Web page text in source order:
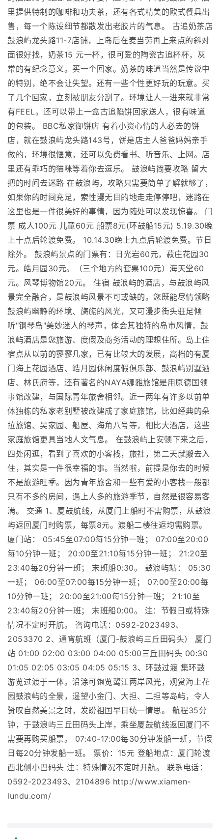
里提供特制的咖啡和功夫茶，还有各式精美的欧式餐具出
售，每一个陈设细节都散发出老胶片的气息。 古追奶茶店
鼓浪屿龙头路11-7店铺，上岛后在麦当劳再上来点的斜对
面很好找，奶茶15 元一杯，很可爱的陶瓷古追杯杯，灰
常的有纪念意义。买一个回家。奶茶的味道当然是传说中
的特别，绝不会让失望。还有一些个性更好玩的玩意。买
了几个回家，立刻被朋友分刮了。环境让人一进来就非常
有FEEL。还可以带上一盒古追陷饼回家送人，很有味道
的包装。 BBC私家御饼店 有着小资心情的人必去的饼
店，就在鼓浪屿龙头路143号，饼是店主人爸爸妈妈亲手
做的，环境很惬意，还可以免费看书、听音乐、上网。店
里还有乖巧的猫咪等着你去逗乐。 鼓浪屿简要攻略 留大
把的时间去迷路 在鼓浪屿，攻略只需要简单了解就够了，
如果你的时间充足，索性漫无目的地走走停停吧，迷路在
这里也是一件很美好的事情，因为随处可以发现惊喜。 门
票 成人100元 儿童60元 船票8元(环鼓船15元) 5.19.30晚
上十点后轮渡免费。 10.14.30晚上九点后轮渡免费。节日
除外。 鼓浪屿景点的门票有：日光岩60元，菽庄花园30
元。皓月园30元。（三个地方的套票100元）海天堂60
元。风琴博物馆20元。 住宿 鼓浪屿的酒店，与鼓浪屿风
景完全融合，是鼓浪屿风景不可或缺的。您既能尽情领略
鼓浪屿幽静的环境、旖旎的风光，又可漫步街头驻足倾
听"钢琴岛"美妙迷人的琴声，体会其独特的岛市风情，鼓
浪屿酒店是您旅游、度假及商务活动的理想住所。岛上住
宿点从以前的寥寥几家，已有比较大的发展，高档的有厦
门海上花园酒店、皓月园休闲度假俱乐部、鼓浪屿别墅酒
店、林氏府等，还有著名的NAYA娜雅旅馆是用原德国领
事馆改建，与国际青年旅舍相邻。近一两年有许多以前单
体独栋的私家老别墅被改建成了家庭旅馆，比如经典的朵
拉旅馆、吴家园、船屋、海角八号等，相比大酒店，这些
家庭旅馆更具当地人文气息。 在鼓浪屿上安顿下来之后，
四处闲逛，看到了喜欢的小客栈，旅社，第二天就搬去入
住，其实是一件很幸福的事。当然啦，前提是你去的时候
不是旅游旺季。因为青年旅舍和一些有爱的小客栈一般都
只有不多的房间，遇上人多的旅游季节，自然是很容易客
满。 交通 1、厦鼓航线，从厦门上船时不需购票，从鼓浪
屿返回厦门时购票，每票8元。渡船二楼往返均需购票。
厦门站： 05:45至07:00每15分钟一班； 07:00至20:00
每10分钟一班； 20:00至21:10每15分钟一班； 21:20至
23:40每20分钟一班； 末班船0:30。 鼓浪屿站： 05:30
一班； 06:00至07:00每15分钟一班； 07:00至20:00每
10分钟一班； 20:00至21:00每15分钟一班； 21:10至
23:40每20分钟一班； 末班船0:00。 注：节假日或特殊
情况不定时开航。 咨询电话：0592-2023493、
2053370 2、通宵航班（厦门-鼓浪屿三丘田码头） 厦门
站 01:00 02:00 03:00 04:00 05:00三丘田码头 00:30
01:05 02:05 03:05 04:05 05:15 3、环鼓过渡 集环鼓
游览过渡于一体。沿涂可饱览鹭江两岸风光，观赏海上花
园鼓浪屿的全景，遥望小金门、大担、二担等岛屿，令人
赞叹自然美景之时，发盼祖国早日统一情思。 航程35分
钟，于鼓浪屿三丘田码头上岸，乘坐厦鼓航线返回厦门不
需要再购买船票。 07:40-17:00每30分钟发船一班，节假
日每20分钟发船一班。 票价：15元 登船地点：厦门轮渡
西北侧小巴码头 注：特殊情况不定时开航。 联系电话：
0592-2023493、2104896 http://www.xiamen-
lundu.com/